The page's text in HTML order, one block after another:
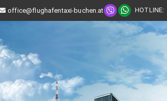
office@flughafentaxi-buchen.at HOTLINE: